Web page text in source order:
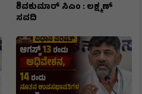
ಶಿವಕುಮಾರ್ ಸಿಎಂ : ಲಕ್ಷ್ಮಣ್
ಸವದಿ